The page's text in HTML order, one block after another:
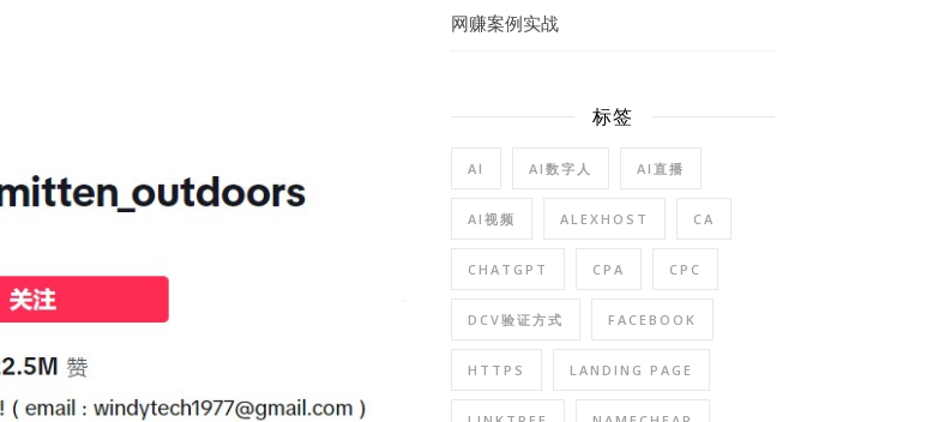
网赚案例实战
标签
AI AI数字人 AI直播
AI视频 ALEXHOST CA
CHATGPT CPA CPC
DCV验证方式 FACEBOOK
HTTPS LANDING PAGE